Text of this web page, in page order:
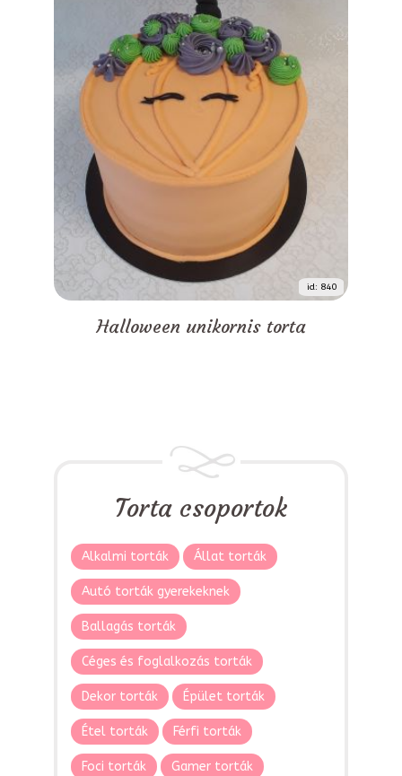
id: 840
Halloween unikornis torta
Torta csoportok
Alkalmi torták Állat torták
Autó torták gyerekeknek
Ballagás torták
Céges és foglalkozás torták
Dekor torták Épület torták
Étel torták Férfi torták
Foci torták Gamer torták